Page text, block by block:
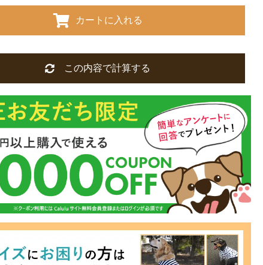
カートに入れる
この内容で計算する